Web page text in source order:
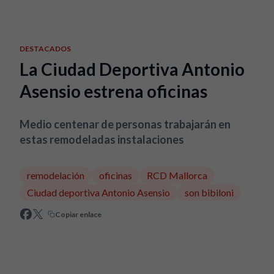
DESTACADOS
La Ciudad Deportiva Antonio
Asensio estrena oficinas
Medio centenar de personas trabajarán en
estas remodeladas instalaciones
remodelación oficinas
RCD Mallorca
Ciudad deportiva Antonio Asensio
son bibiloni
Copiar enlace